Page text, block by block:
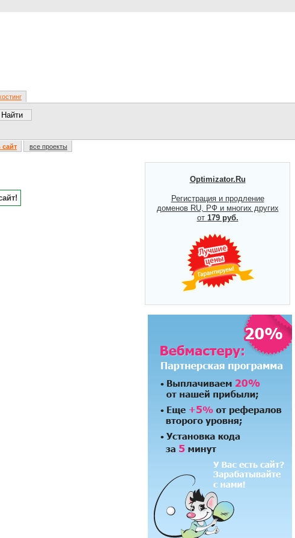
сайт все проекты
Optimizator.Ru
Регистрация и продление
доменов RU, РФ и многих других
от 179 руб.